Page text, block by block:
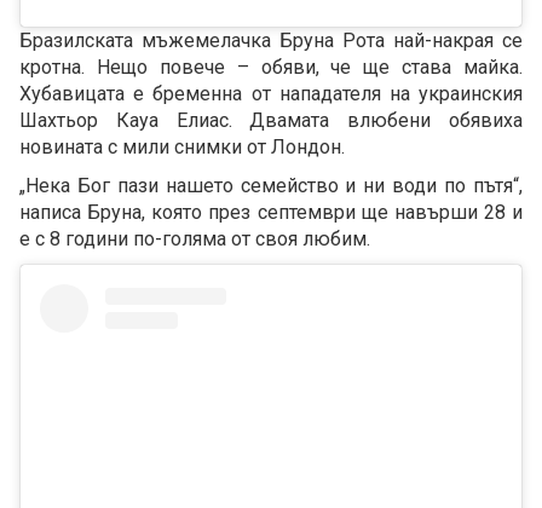
Бразилската мъжемелачка Бруна Рота най-накрая се
кротна. Нещо повече – обяви, че ще става майка.
Хубавицата е бременна от нападателя на украинския
Шахтьор Кауа Елиас. Двамата влюбени обявиха
новината с мили снимки от Лондон.
„Нека Бог пази нашето семейство и ни води по пътя“,
написа Бруна, която през септември ще навърши 28 и
е с 8 години по-голяма от своя любим.